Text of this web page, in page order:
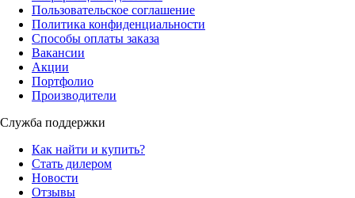
Пользовательское соглашение
Политика конфиденциальности
Способы оплаты заказа
Вакансии
Акции
Портфолио
Производители
Служба поддержки
Как найти и купить?
Стать дилером
Новости
Отзывы